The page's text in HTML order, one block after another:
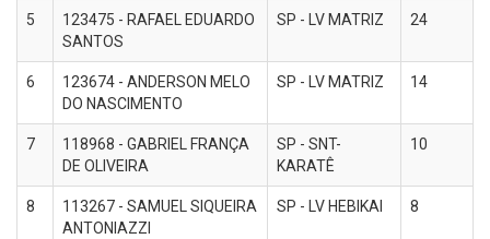
5
123475 - RAFAEL EDUARDO
SANTOS
SP - LV MATRIZ 24
6
123674 - ANDERSON MELO
DO NASCIMENTO
SP - LV MATRIZ 14
7
118968 - GABRIEL FRANÇA
DE OLIVEIRA
SP - SNT-
KARATÊ
10
8
113267 - SAMUEL SIQUEIRA
ANTONIAZZI
SP - LV HEBIKAI 8